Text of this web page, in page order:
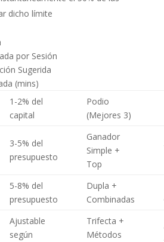
dicho límite
por Sesión
Sugerida
(mins)
1-2% del
capital
Podio
(Mejores 3)
3-5% del
presupuesto
Ganador
Simple +
Top
5-8% del
presupuesto
Dupla +
Combinadas
Ajustable
según
Trifecta +
Métodos